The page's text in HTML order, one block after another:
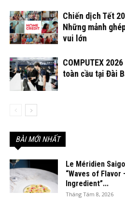
Chiến dịch Tết
Những mảnh
vui lớn
COMPUTEX
toàn cầu tại Đài
BÀI MỚI NHẤT
Le Méridien
“Waves of
Ingredient”...
Tháng Tám 8, 2026